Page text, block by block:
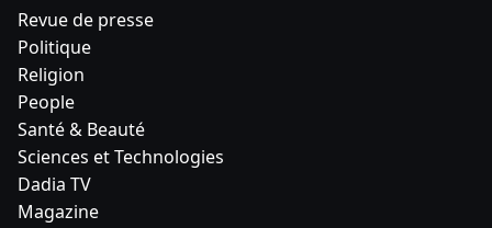
Revue de presse
Politique
Religion
People
Santé & Beauté
Sciences et Technologies
Dadia TV
Magazine